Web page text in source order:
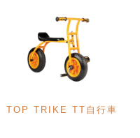
TOP TRIKE TT自行車